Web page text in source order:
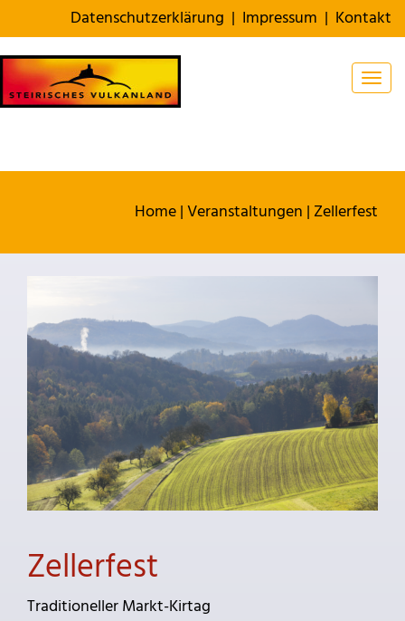
Datenschutzerklärung | Impressum | Kontakt
Home|Veranstaltungen | Zellerfest
Zellerfest
Traditioneller Markt-Kirtag